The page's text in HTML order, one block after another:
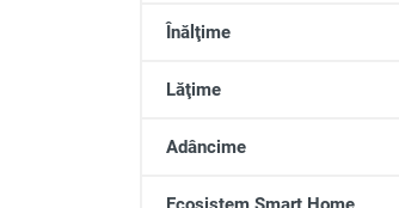
Înălţime
Lăţime
Adâncime